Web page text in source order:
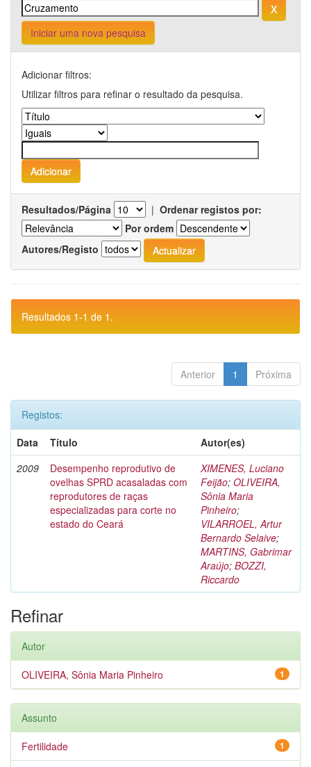
Iniciar uma nova pesquisa
Adicionar filtros:
Utilizar filtros para refinar o resultado da pesquisa.
Resultados/Página | Ordenar registos por:
Por ordem
Autores/Registo
Resultados 1-1 de 1.
Anterior 1 Próxima
Registos:
Data
Título
Autor(es)
2009
Desempenho reprodutivo de
ovelhas SPRD acasaladas com
reprodutores de raças
especializadas para corte no
estado do Ceará
XIMENES, Luciano
Feijão; OLIVEIRA,
Sônia Maria
Pinheiro;
VILARROEL, Artur
Bernardo Selaive;
MARTINS, Gabrimar
Araújo; BOZZI,
Riccardo
Refinar
Autor
1
OLIVEIRA, Sônia Maria Pinheiro
Assunto
1
Fertilidade